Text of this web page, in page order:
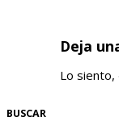
Deja
Lo
BUSCAR